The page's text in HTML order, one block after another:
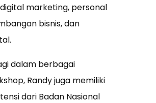
marketing, personal
bisnis, dan
dalam berbagai
Randy juga memiliki
dari Badan Nasional